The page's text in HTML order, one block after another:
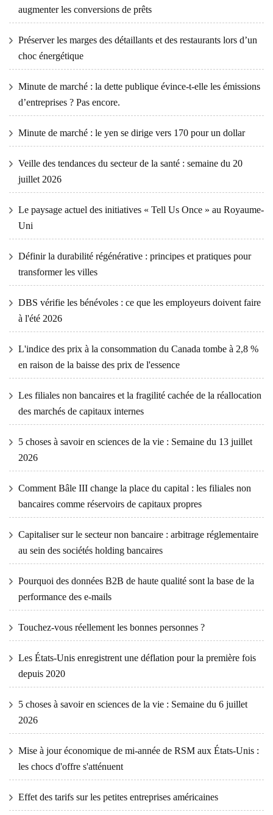
augmenter les conversions de prêts
Préserver les marges des détaillants et des restaurants lors d’un
choc énergétique
Minute de marché : la dette publique évince-t-elle les émissions
d’entreprises ? Pas encore.
Minute de marché : le yen se dirige vers 170 pour un dollar
Veille des tendances du secteur de la santé : semaine du 20
juillet 2026
Le paysage actuel des initiatives « Tell Us Once » au Royaume-
Uni
Définir la durabilité régénérative : principes et pratiques pour
transformer les villes
DBS vérifie les bénévoles : ce que les employeurs doivent faire
à l'été 2026
L'indice des prix à la consommation du Canada tombe à 2,8 %
en raison de la baisse des prix de l'essence
Les filiales non bancaires et la fragilité cachée de la réallocation
des marchés de capitaux internes
5 choses à savoir en sciences de la vie : Semaine du 13 juillet
2026
Comment Bâle III change la place du capital : les filiales non
bancaires comme réservoirs de capitaux propres
Capitaliser sur le secteur non bancaire : arbitrage réglementaire
au sein des sociétés holding bancaires
Pourquoi des données B2B de haute qualité sont la base de la
performance des e-mails
Touchez-vous réellement les bonnes personnes ?
Les États-Unis enregistrent une déflation pour la première fois
depuis 2020
5 choses à savoir en sciences de la vie : Semaine du 6 juillet
2026
Mise à jour économique de mi-année de RSM aux États-Unis :
les chocs d'offre s'atténuent
Effet des tarifs sur les petites entreprises américaines